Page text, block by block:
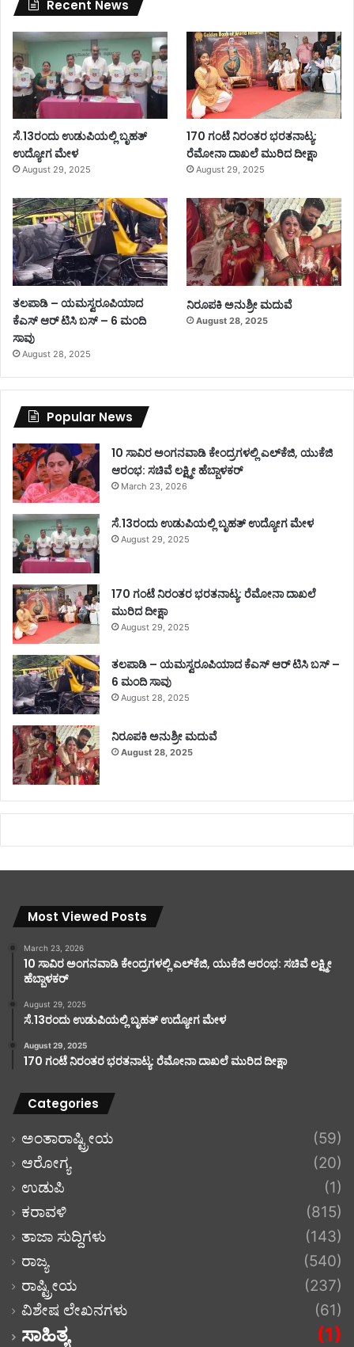
Recent News
ಸೆ.13ರಂದು ಉಡುಪಿಯಲ್ಲಿ ಬೃಹತ್
ಉದ್ಯೋಗ ಮೇಳ
August 29, 2025
170 ಗಂಟೆ ನಿರಂತರ ಭರತನಾಟ್ಯ:
ರೆಮೋನಾ ದಾಖಲೆ ಮುರಿದ ದೀಕ್ಷಾ
August 29, 2025
ತಲಪಾಡಿ – ಯಮಸ್ವರೂಪಿಯಾದ
ಕೆಎಸ್ ಆರ್ ಟಿಸಿ ಬಸ್ – 6 ಮಂದಿ
ಸಾವು
August 28, 2025
ನಿರೂಪಕಿ ಅನುಶ್ರೀ ಮದುವೆ
August 28, 2025
Popular News
10 ಸಾವಿರ ಅಂಗನವಾಡಿ ಕೇಂದ್ರಗಳಲ್ಲಿ ಎಲ್‌ಕೆಜಿ, ಯುಕೆಜಿ
ಆರಂಭ: ಸಚಿವೆ ಲಕ್ಷ್ಮೀ ಹೆಬ್ಬಾಳಕರ್
March 23, 2026
ಸೆ.13ರಂದು ಉಡುಪಿಯಲ್ಲಿ ಬೃಹತ್ ಉದ್ಯೋಗ ಮೇಳ
August 29, 2025
170 ಗಂಟೆ ನಿರಂತರ ಭರತನಾಟ್ಯ: ರೆಮೋನಾ ದಾಖಲೆ
ಮುರಿದ ದೀಕ್ಷಾ
August 29, 2025
ತಲಪಾಡಿ – ಯಮಸ್ವರೂಪಿಯಾದ ಕೆಎಸ್ ಆರ್ ಟಿಸಿ ಬಸ್ –
6 ಮಂದಿ ಸಾವು
August 28, 2025
ನಿರೂಪಕಿ ಅನುಶ್ರೀ ಮದುವೆ
August 28, 2025
Most Viewed Posts
March 23, 2026
10 ಸಾವಿರ ಅಂಗನವಾಡಿ ಕೇಂದ್ರಗಳಲ್ಲಿ ಎಲ್‌ಕೆಜಿ, ಯುಕೆಜಿ ಆರಂಭ: ಸಚಿವೆ ಲಕ್ಷ್ಮೀ
ಹೆಬ್ಬಾಳಕರ್
August 29, 2025
ಸೆ.13ರಂದು ಉಡುಪಿಯಲ್ಲಿ ಬೃಹತ್ ಉದ್ಯೋಗ ಮೇಳ
August 29, 2025
170 ಗಂಟೆ ನಿರಂತರ ಭರತನಾಟ್ಯ: ರೆಮೋನಾ ದಾಖಲೆ ಮುರಿದ ದೀಕ್ಷಾ
Categories
ಅಂತಾರಾಷ್ಟ್ರೀಯ
(59)
ಆರೋಗ್ಯ
(20)
ಉಡುಪಿ
(1)
ಕರಾವಳಿ
(815)
ತಾಜಾ ಸುದ್ದಿಗಳು
(143)
ರಾಜ್ಯ
(540)
ರಾಷ್ಟ್ರೀಯ
(237)
ವಿಶೇಷ ಲೇಖನಗಳು
(61)
ಸಾಹಿತ್ಯ (1)